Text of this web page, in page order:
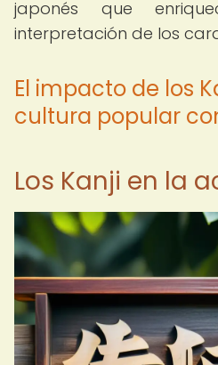
japonés que
interpretación de los
El impacto de los
cultura popular
Los Kanji en la